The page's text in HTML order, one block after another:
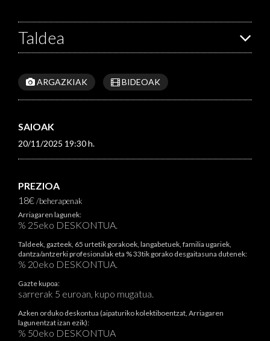
Taldea
ARGAZKIAK BIDEOAK
SAIOAK
20/11/2025 19:30 h.
PREZIOA
18€/beherapenak
Arriagaren lagunek:
% 25eko DESKONTUA.
Taldeek, gazteek, 65 urtetik gorakoek, langabetuek, familia ugariek,
dantza/antzerki profesionalak eta % 33tik gorako desgaitasuna dutenek:
% 20eko DESKONTUA.
Gazte kupoa:
sarrerak 5 euroan, kupo mugatua.
Azken orduko deskontua (aipaturiko kolektiboentzat, Arriagaren
lagunentzat izan ezik):
% 50eko DESKONTUA